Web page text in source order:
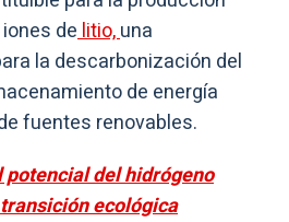
delitio,una
la descarbonización del
de energía
fuentes renovables.
potencial del hidrógeno
ecológica